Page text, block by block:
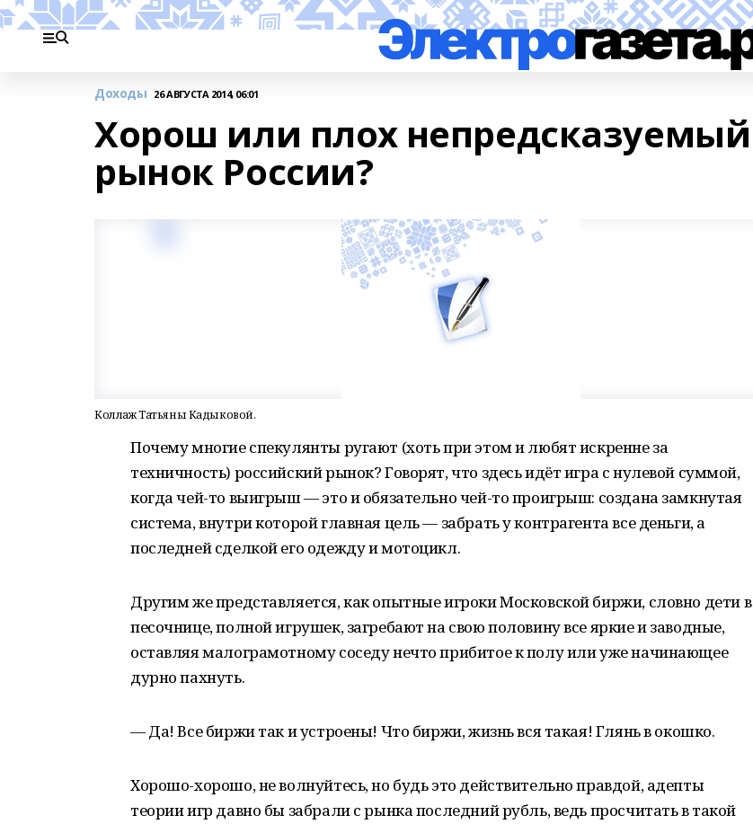
Доходы 26 АВГУСТА 2014, 06:01
Хорош или плох непредсказуемый
рынок России?
Коллаж Татьяны Кадыковой.
Почему многие спекулянты ругают (хоть при этом и любят искренне за
техничность) российский рынок? Говорят, что здесь идёт игра с нулевой суммой,
когда чей-то выигрыш — это и обязательно чей-то проигрыш: создана замкнутая
система, внутри которой главная цель — забрать у контрагента все деньги, а
последней сделкой его одежду и мотоцикл.
Другим же представляется, как опытные игроки Московской биржи, словно дети в
песочнице, полной игрушек, загребают на свою половину все яркие и заводные,
оставляя малограмотному соседу нечто прибитое к полу или уже начинающее
дурно пахнуть.
— Да! Все биржи так и устроены! Что биржи, жизнь вся такая! Глянь в окошко.
Хорошо-хорошо, не волнуйтесь, но будь это действительно правдой, адепты
теории игр давно бы забрали с рынка последний рубль, ведь просчитать в такой